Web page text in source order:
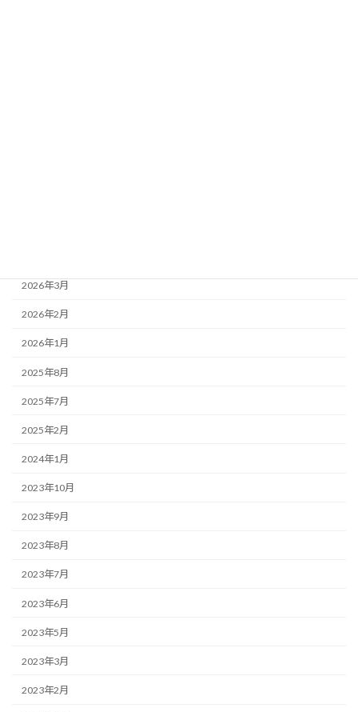
2026年3月
2026年2月
2026年1月
2025年8月
2025年7月
2025年2月
2024年1月
2023年10月
2023年9月
2023年8月
2023年7月
2023年6月
2023年5月
2023年3月
2023年2月